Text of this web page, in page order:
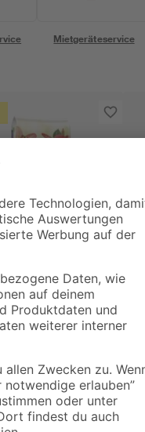
Mietgeräteservice
torffrei
/ Liter